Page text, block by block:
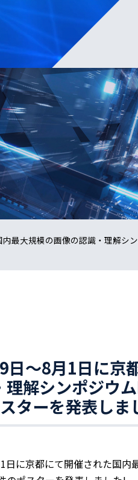
最大規模の画像の認識・理解シ
～8月1日に京
理解シンポジウ
ターを発表しま
日に京都にて開催された国